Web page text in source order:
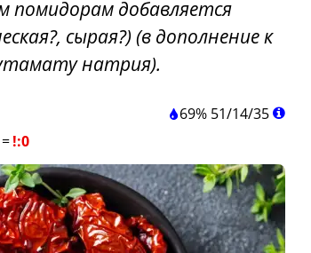
помидорам добавляется
сырая?) (в дополнение к
натрия).
69% 51/14/35
=!:0